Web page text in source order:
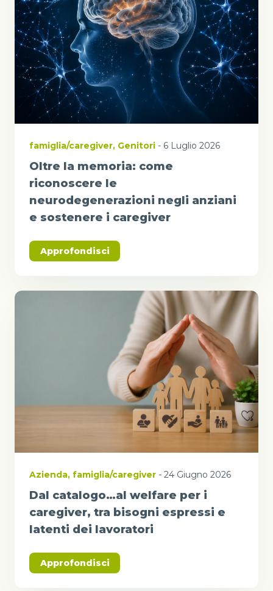
famiglia/caregiver, Genitori - 6 Luglio 2026
Oltre la memoria: come
riconoscere le
neurodegenerazioni negli anziani
e sostenere i caregiver
Approfondisci
Azienda, famiglia/caregiver - 24 Giugno 2026
Dal catalogo…al welfare per i
caregiver, tra bisogni espressi e
latenti dei lavoratori
Approfondisci